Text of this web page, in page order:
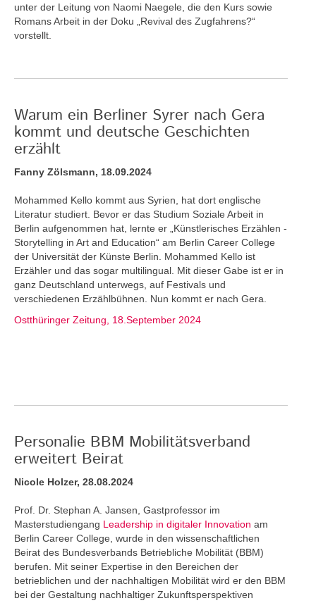
unter der Leitung von Naomi Naegele, die den Kurs sowie
Romans Arbeit in der Doku „Revival des Zugfahrens?“
vorstellt.
Warum ein Berliner Syrer nach Gera
kommt und deutsche Geschichten
erzählt
Fanny Zölsmann, 18.09.2024
Mohammed Kello kommt aus Syrien, hat dort englische
Literatur studiert. Bevor er das Studium Soziale Arbeit in
Berlin aufgenommen hat, lernte er „Künstlerisches Erzählen -
Storytelling in Art and Education“ am Berlin Career College
der Universität der Künste Berlin. Mohammed Kello ist
Erzähler und das sogar multilingual. Mit dieser Gabe ist er in
ganz Deutschland unterwegs, auf Festivals und
verschiedenen Erzählbühnen. Nun kommt er nach Gera.
Ostthüringer Zeitung, 18.September 2024
Personalie BBM Mobilitätsverband
erweitert Beirat
Nicole Holzer, 28.08.2024
Prof. Dr. Stephan A. Jansen, Gastprofessor im
Masterstudiengang Leadership in digitaler Innovation am
Berlin Career College, wurde in den wissenschaftlichen
Beirat des Bundesverbands Betriebliche Mobilität (BBM)
berufen. Mit seiner Expertise in den Bereichen der
betrieblichen und der nachhaltigen Mobilität wird er den BBM
bei der Gestaltung nachhaltiger Zukunftsperspektiven